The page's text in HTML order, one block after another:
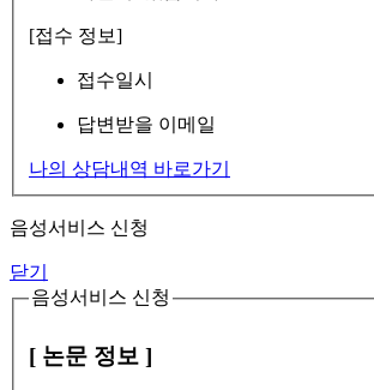
[접수 정보]
접수일시
답변받을 이메일
나의 상담내역 바로가기
음성서비스 신청
닫기
음성서비스 신청
[ 논문 정보 ]